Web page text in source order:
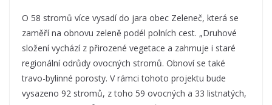
O 58 stromů více vysadí do jara obec Zeleneč, která se
zaměří na obnovu zeleně podél polních cest. „Druhové
složení vychází z přirozené vegetace a zahrnuje i staré
regionální odrůdy ovocných stromů. Obnoví se také
travo-bylinné porosty. V rámci tohoto projektu bude
vysazeno 92 stromů, z toho 59 ovocných a 33 listnatých,